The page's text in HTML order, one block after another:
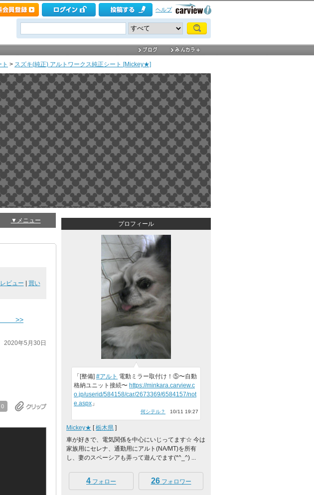
ヘルプ
ト > スズキ(純正) アルトワークス純正シート [Mickey★]
▼メニュー
ビュー
買い
... >>
2020年5月30日
0
プロフィール
「[整備] #アルト 電動ミラー取付け！⑤〜自動
格納ユニット接続〜 https://minkara.carview.c
o.jp/userid/584158/car/2673369/6584157/not
e.aspx 」
何シテル？ 10/11 19:27
Mickey★ [栃木県 ]
車が好きで、電気関係を中心にいじってます☆ 今は
家族用にセレナ、通勤用にアルト(NA/MT)を所有
し、妻のスペーシアも弄って遊んでます(*^_^) ...
4 フォロー 26フォロワー